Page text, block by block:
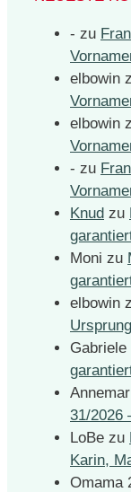
- zu
elbowin
elbowin
- zu
Knud zu
Moni zu
elbowin
Ursprung
Gabriele
31/2026
LoBe zu
Karin,
Omama